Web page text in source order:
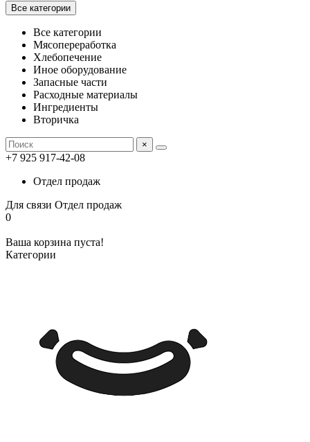
Все категории
Все категории
Мясопереработка
Хлебопечение
Иное оборудование
Запасные части
Расходные материалы
Ингредиенты
Вторичка
×
+7 925 917-42-08
Отдел продаж
Для связи Отдел продаж
0
Ваша корзина пуста!
Категории